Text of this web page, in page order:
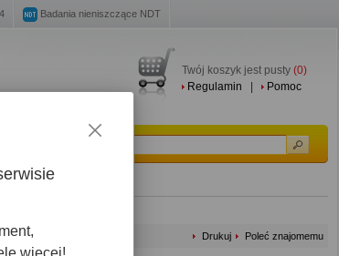
Badania nieniszczące NDT
Twój koszyk jest pusty (0)
Regulamin
Pomoc
Poleć znajomemu
Drukuj
więcej!